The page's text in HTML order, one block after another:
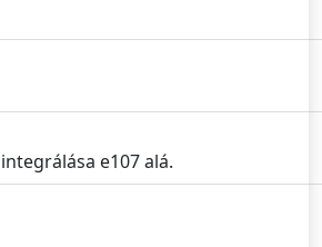
e107 alá.